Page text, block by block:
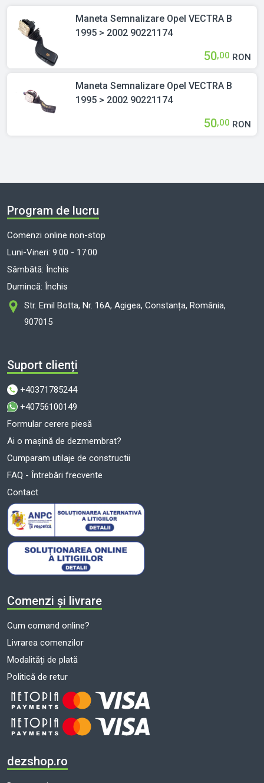
Maneta Semnalizare Opel VECTRA B
1995 > 2002 90221174
50,00 RON
Maneta Semnalizare Opel VECTRA B
1995 > 2002 90221174
50,00 RON
Program de lucru
Comenzi online non-stop
Luni-Vineri: 9:00 - 17:00
Sâmbătă: Închis
Dumincă: Închis
Str. Emil Botta, Nr. 16A, Agigea, Constanța, România,
907015
Suport clienți
+40371785244
+40756100149
Formular cerere piesă
Ai o mașină de dezmembrat?
Cumparam utilaje de constructii
FAQ - Întrebări frecvente
Contact
Comenzi și livrare
Cum comand online?
Livrarea comenzilor
Modalități de plată
Politică de retur
dezshop.ro